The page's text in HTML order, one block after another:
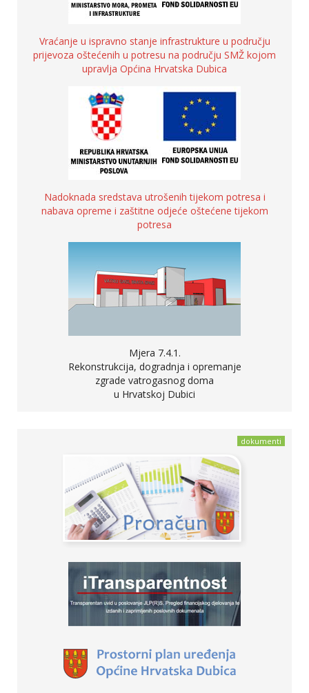
Vraćanje u ispravno stanje infrastrukture u području
prijevoza oštećenih u potresu na području SMŽ kojom
upravlja Općina Hrvatska Dubica
Nadoknada sredstava utrošenih tijekom potresa i
nabava opreme i zaštitne odjeće oštećene tijekom
potresa
Mjera 7.4.1.
Rekonstrukcija, dogradnja i opremanje
zgrade vatrogasnog doma
u Hrvatskoj Dubici
dokumenti